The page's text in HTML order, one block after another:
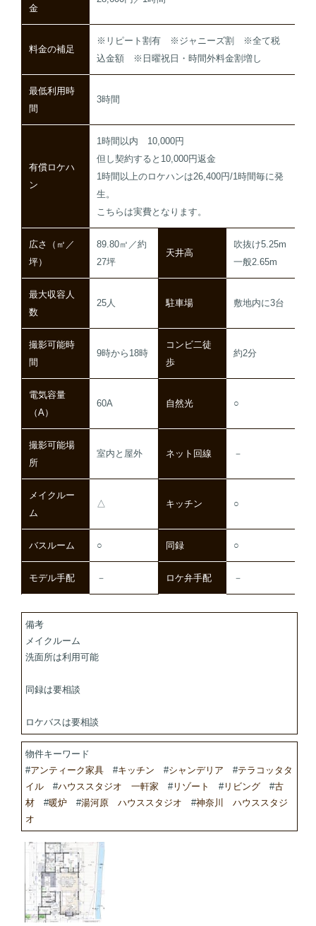
金
料金の補足
※リピート割有 ※ジャニーズ割 ※全て税
込金額 ※日曜祝日・時間外料金割増し
最低利用時
間
3時間
有償ロケハ
ン
1時間以内 10,000円
但し契約すると10,000円返金
1時間以上のロケハンは26,400円/1時間毎に発
生。
こちらは実費となります。
広さ（㎡／
坪）
89.80㎡／約
27坪
天井高
吹抜け5.25m
一般2.65m
最大収容人
数
25人 駐車場 敷地内に3台
撮影可能時
間
9時から18時
コンビ二徒
歩
約2分
電気容量
（A）
60A 自然光 ○
撮影可能場
所
室内と屋外 ネット回線 －
メイクルー
ム
△ キッチン ○
バスルーム ○ 同録 ○
モデル手配 － ロケ弁手配 －
備考
メイクルーム
洗面所は利用可能
同録は要相談
ロケバスは要相談
物件キーワード
#アンティーク家具 #キッチン #シャンデリア #テラコッタタ
イル #ハウススタジオ 一軒家 #リゾート #リビング #古
材 #暖炉 #湯河原 ハウススタジオ #神奈川 ハウススタジ
オ